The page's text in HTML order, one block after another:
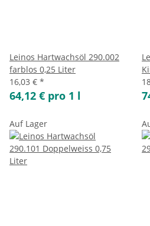
Leinos Hartwachsöl 290.002
farblos 0,25 Liter
16,03 € *
64,12 € pro 1 l
Auf Lager